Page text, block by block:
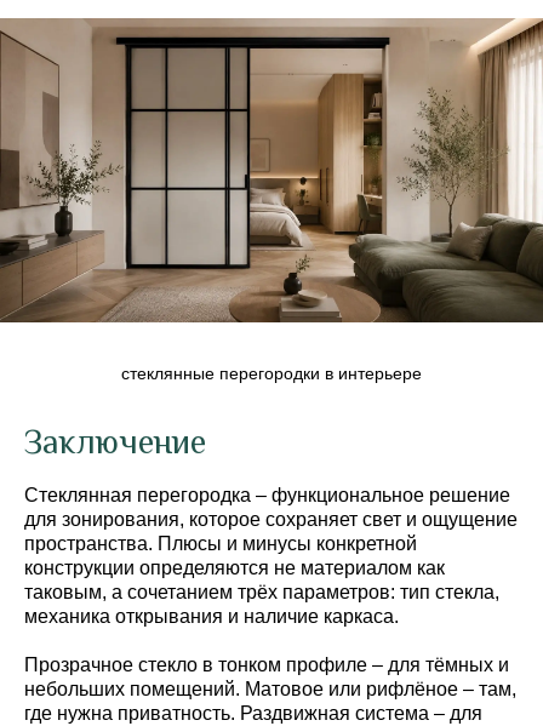
стеклянные перегородки в интерьере
Заключение
Стеклянная перегородка – функциональное решение
для зонирования, которое сохраняет свет и ощущение
пространства. Плюсы и минусы конкретной
конструкции определяются не материалом как
таковым, а сочетанием трёх параметров: тип стекла,
механика открывания и наличие каркаса.
Прозрачное стекло в тонком профиле – для тёмных и
небольших помещений. Матовое или рифлёное – там,
где нужна приватность. Раздвижная система – для